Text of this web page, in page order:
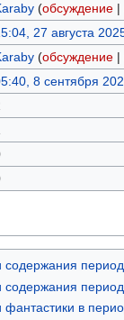
(обсуждение|
27 августа
(обсуждение|
8 сентября
содержания
содержания
фантастики в